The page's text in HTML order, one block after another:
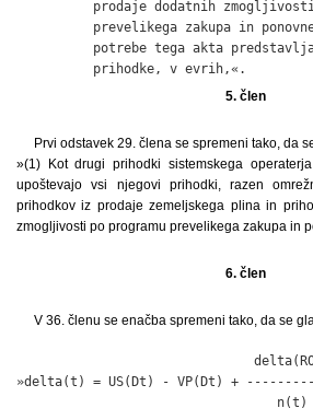
prodaje dodatnih
prevelikega zakupa in
potrebe tega akta
          prihodke, v evrih,«.
5. člen
Prvi odstavek 29. člena se spremeni tako, da
»(1) Kot drugi prihodki sistemskega
upoštevajo vsi njegovi prihodki, razen
prihodkov iz prodaje zemeljskega plina in
zmogljivosti po programu prevelikega zakupa in
6. člen
V 36. členu se enačba spremeni tako, da se
»delta(t) = US(Dt) - VP(Dt) +
                                  n(t)